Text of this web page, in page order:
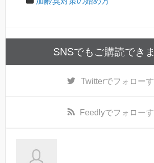
SNSでもご購読できま
Twitterでフォロー
Feedlyでフォロー